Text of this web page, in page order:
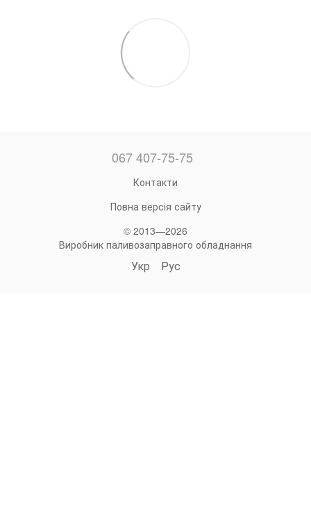
067 407-75-75
Контакти
Повна версія сайту
© 2013—2026
Виробник паливозаправного обладнання
Укр Рус